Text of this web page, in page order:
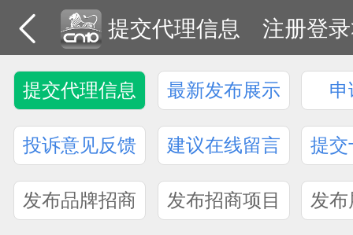
提交代理信息 注册登
提交代理信息 最新发布展示 申
投诉意见反馈 建议在线留言 提交
发布品牌招商 发布招商项目 发